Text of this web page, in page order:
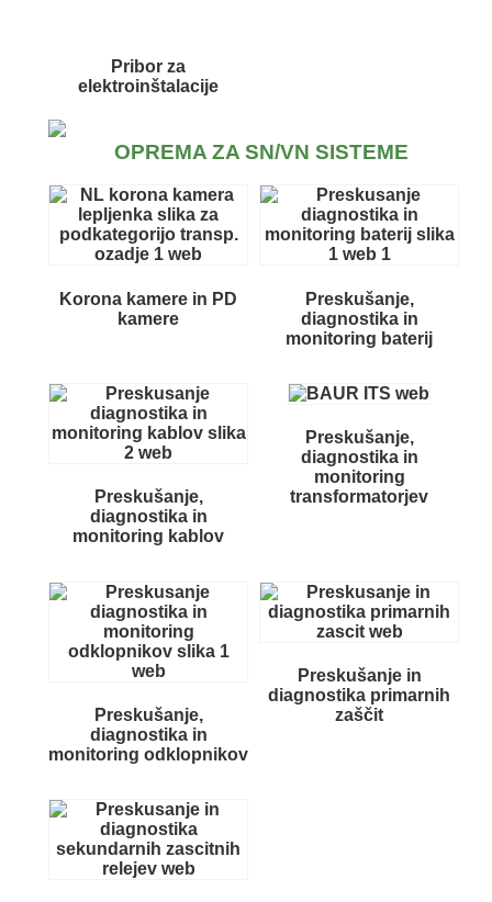
Pribor za
elektroinštalacije
OPREMA ZA SN/VN SISTEME
Korona kamere in PD
kamere
Preskušanje,
diagnostika in
monitoring baterij
Preskušanje,
diagnostika in
monitoring kablov
Preskušanje,
diagnostika in
monitoring
transformatorjev
Preskušanje,
diagnostika in
monitoring odklopnikov
Preskušanje in
diagnostika primarnih
zaščit